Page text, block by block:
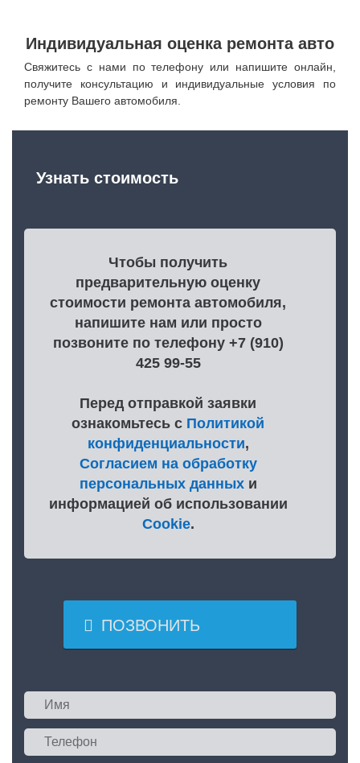
Индивидуальная оценка ремонта авто
Свяжитесь с нами по телефону или напишите онлайн,
получите консультацию и индивидуальные условия по
ремонту Вашего автомобиля.
Узнать стоимость
Чтобы получить
предварительную оценку
стоимости ремонта автомобиля,
напишите нам или просто
позвоните по телефону +7 (910)
425 99-55
Перед отправкой заявки
ознакомьтесь с Политикой
конфиденциальности,
Согласием на обработку
персональных данныхи
информацией об использовании
Cookie.
 ПОЗВОНИТЬ